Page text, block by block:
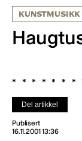
KUNSTMUSIKK
Del artikkel
Publisert
16.11.2001 13:36